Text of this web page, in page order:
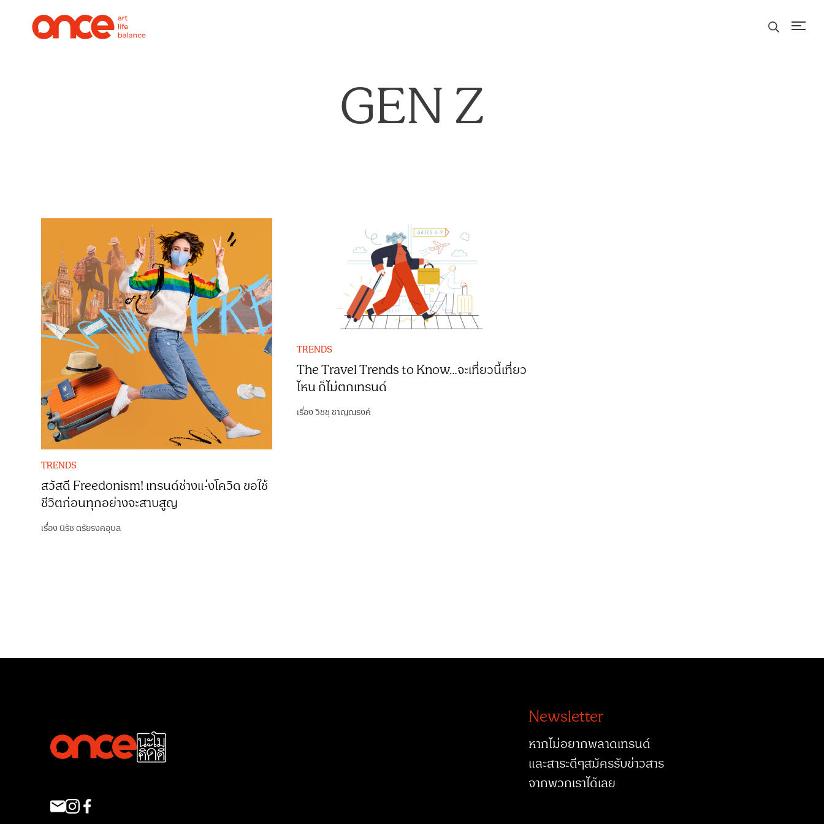
GEN Z
TRENDS
สวัสดี Freedonism! เทรนด์ช่างแ-่งโควิด ขอใช้
ชีวิตก่อนทุกอย่างจะสาบสูญ
เรื่องนิรัช ตรัยรงคอุบล
TRENDS
The Travel Trends to Know…จะเที่ยวนี้เที่ยว
ไหน ก็ไม่ตกเทรนด์
เรื่องวิชชุ ชาญณรงค์
Newsletter
หากไม่อยากพลาดเทรนด์
และสาระดีๆสมัครรับข่าวสาร
จากพวกเราได้เลย